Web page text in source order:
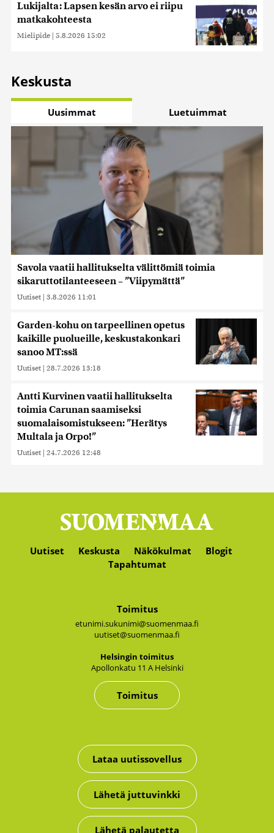
Lukijalta: Lapsen kesän arvo ei riipu
matkakohteesta
Mielipide | 5.8.2026 15:02
Keskusta
Uusimmat Luetuimmat
Savola vaatii hallitukselta välittömiä toimia
sikaruttotilanteeseen – ”Viipymättä”
Uutiset | 3.8.2026 11:01
Garden-kohu on tarpeellinen opetus
kaikille puolueille, keskustakonkari
sanoo MT:ssä
Uutiset | 28.7.2026 13:18
Antti Kurvinen vaatii hallitukselta
toimia Carunan saamiseksi
suomalaisomistukseen: ”Herätys
Multala ja Orpo!”
Uutiset | 24.7.2026 12:48
Uutiset Keskusta Näkökulmat
Blogit
Tapahtumat
Toimitus
etunimi.sukunimi@suomenmaa.fi
uutiset@suomenmaa.fi
Hel­sin­gin toi­mi­tus
Apol­lon­ka­tu 11 A Hel­sin­ki
Toimitus
Lataa uutissovellus
Lähetä juttuvinkki
Lähetä palautetta